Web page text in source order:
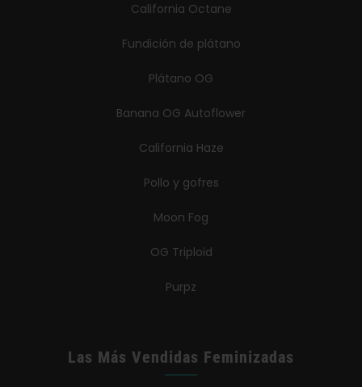
California Octane
Fundición de plátano
Plátano OG
Banana OG Autoflower
California Haze
Pollo y gofres
Moon Fog
OG Triploid
Purpz
Las Más Vendidas Feminizadas